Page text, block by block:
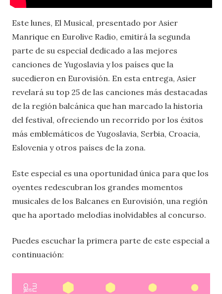
Este lunes, El Musical, presentado por Asier
Manrique en Eurolive Radio, emitirá la segunda
parte de su especial dedicado a las mejores
canciones de Yugoslavia y los países que la
sucedieron en Eurovisión. En esta entrega, Asier
revelará su top 25 de las canciones más destacadas
de la región balcánica que han marcado la historia
del festival, ofreciendo un recorrido por los éxitos
más emblemáticos de Yugoslavia, Serbia, Croacia,
Eslovenia y otros países de la zona.
Este especial es una oportunidad única para que los
oyentes redescubran los grandes momentos
musicales de los Balcanes en Eurovisión, una región
que ha aportado melodías inolvidables al concurso.
Puedes escuchar la primera parte de este especial a
continuación: